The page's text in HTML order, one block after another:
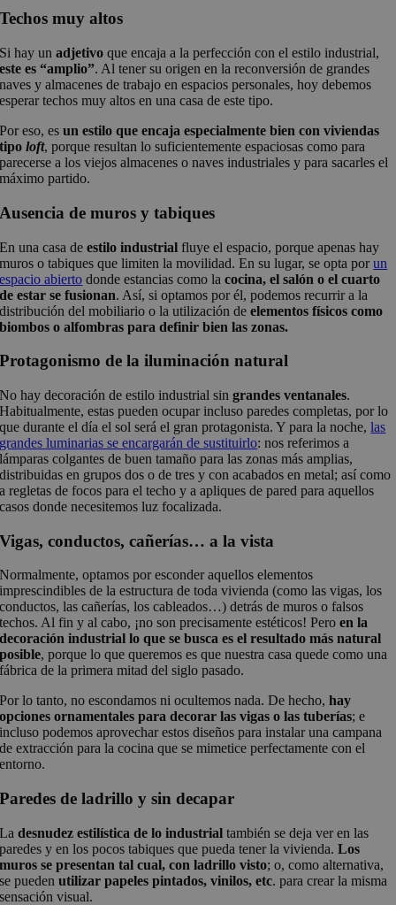
Techos muy altos
Si hay unadjetivo que encaja a la perfección con el estilo industrial,
este es “amplio”. Al tener su origen en la reconversión de grandes
naves y almacenes de trabajo en espacios personales, hoy debemos
esperar techos muy altos en una casa de este tipo.
Por eso, esun estilo que encaja especialmente bien con viviendas
tipoloft, porque resultan lo suficientemente espaciosas como para
parecerse a los viejos almacenes o naves industriales y para sacarles el
máximo partido.
Ausencia de muros y tabiques
En una casa deestilo industrial fluye el espacio, porque apenas hay
muros o tabiques que limiten la movilidad. En su lugar, se opta porun
espacio abierto donde estancias como lacocina, el salón o el cuarto
de estar se fusionan. Así, si optamos por él, podemos recurrir a la
distribución del mobiliario o la utilización deelementos físicos como
biombos o alfombras para definir bien las zonas.
Protagonismo de la iluminación natural
No hay decoración de estilo industrial singrandes ventanales.
Habitualmente, estas pueden ocupar incluso paredes completas, por lo
que durante el día el sol será el gran protagonista. Y para la noche,las
grandes luminarias se encargarán de sustituirlo: nos referimos a
lámparas colgantes de buen tamaño para las zonas más amplias,
distribuidas en grupos dos o de tres y con acabados en metal; así como
a regletas de focos para el techo y a apliques de pared para aquellos
casos donde necesitemos luz focalizada.
Vigas, conductos, cañerías… a la vista
Normalmente, optamos por esconder aquellos elementos
imprescindibles de la estructura de toda vivienda (como las vigas, los
conductos, las cañerías, los cableados…) detrás de muros o falsos
techos. Al fin y al cabo, ¡no son precisamente estéticos! Peroen la
decoración industrial lo que se busca es el resultado más natural
posible, porque lo que queremos es que nuestra casa quede como una
fábrica de la primera mitad del siglo pasado.
Por lo tanto, no escondamos ni ocultemos nada. De hecho,hay
opciones ornamentales para decorar las vigas o las tuberías; e
incluso podemos aprovechar estos diseños para instalar una campana
de extracción para la cocina que se mimetice perfectamente con el
entorno.
Paredes de ladrillo y sin decapar
Ladesnudez estilística de lo industrialtambién se deja ver en las
paredes y en los pocos tabiques que pueda tener la vivienda.Los
muros se presentan tal cual, con ladrillo visto; o, como alternativa,
se puedenutilizar papeles pintados, vinilos, etc. para crear la misma
sensación visual.